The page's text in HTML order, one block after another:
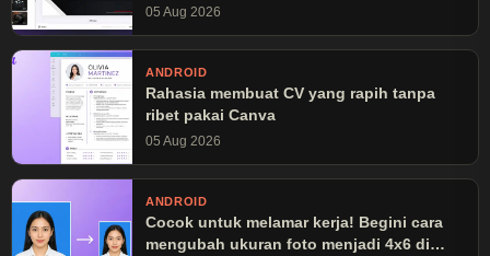
05 Aug 2026
ANDROID
Rahasia membuat CV yang rapih tanpa
ribet pakai Canva
05 Aug 2026
ANDROID
Cocok untuk melamar kerja! Begini cara
mengubah ukuran foto menjadi 4x6 di